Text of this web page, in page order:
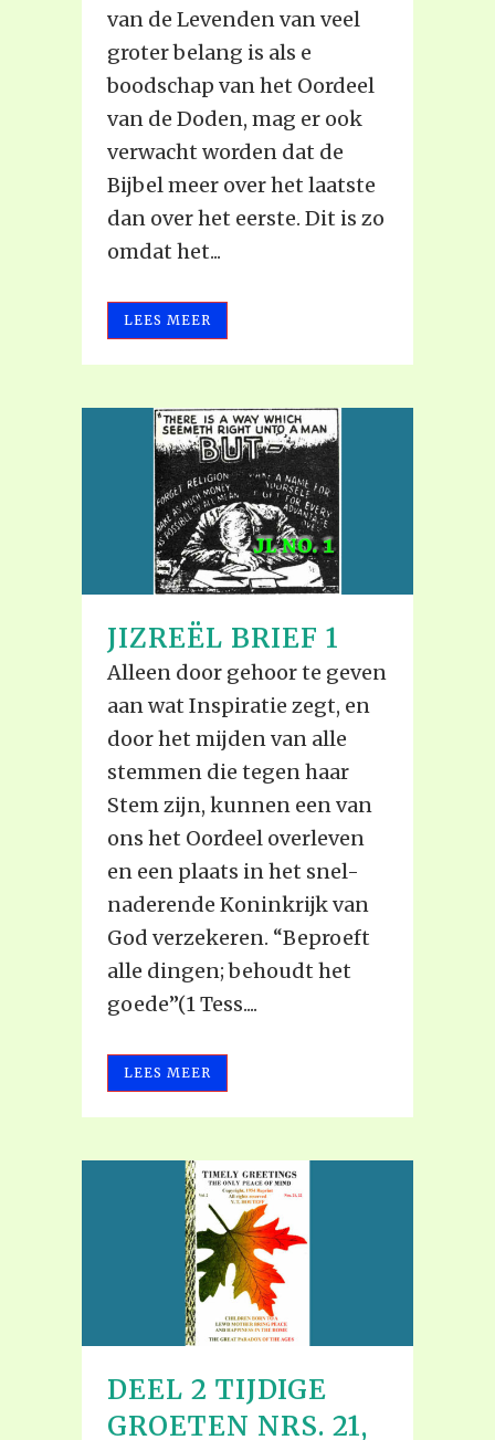
van de Levenden van veel
groter belang is als e
boodschap van het Oordeel
van de Doden, mag er ook
verwacht worden dat de
Bijbel meer over het laatste
dan over het eerste. Dit is zo
omdat het...
LEES MEER
JIZREËL BRIEF 1
Alleen door gehoor te geven
aan wat Inspiratie zegt, en
door het mijden van alle
stemmen die tegen haar
Stem zijn, kunnen een van
ons het Oordeel overleven
en een plaats in het snel-
naderende Koninkrijk van
God verzekeren. “Beproeft
alle dingen; behoudt het
goede”(1 Tess....
LEES MEER
DEEL 2 TIJDIGE
GROETEN NRS. 21,